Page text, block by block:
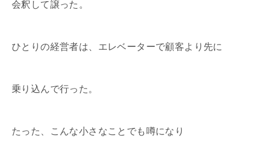
会釈して譲った。
ひとりの経営者は、エレベーターで顧客より先に
乗り込んで行った。
たった、こんな小さなことでも噂になり